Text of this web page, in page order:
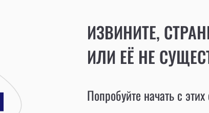
ИЗВИНИТЕ,
ИЛИ ЕЁ НЕ
Попробуйте начать с